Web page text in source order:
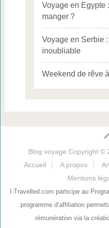
Voyage en Egypte
manger ?
Voyage en Serbie
inoubliable
Weekend de rêve
Blog voyage Copyright ©
Accueil
A propos
Mentions
I-Travelled.com participe au
programme d’affiliation
rémunération via la